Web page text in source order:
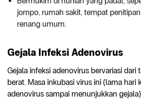
jompo, rumah sakit, tempat
renang umum.
Gejala Infeksi Adenovirus
Gejala infeksi adenovirus bervariasi dari
berat. Masa inkubasi virus ini (lama hari
adenovirus sampai menunjukkan